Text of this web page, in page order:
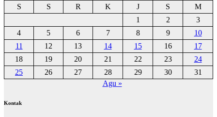
S S R K J S
M
1
2
3
4
5 6 7 8 9
10
11
12 13 14 15 16
17
18
19 20 21 22 23
24
25
26 27 28 29 30
31
Agu »
Kontak